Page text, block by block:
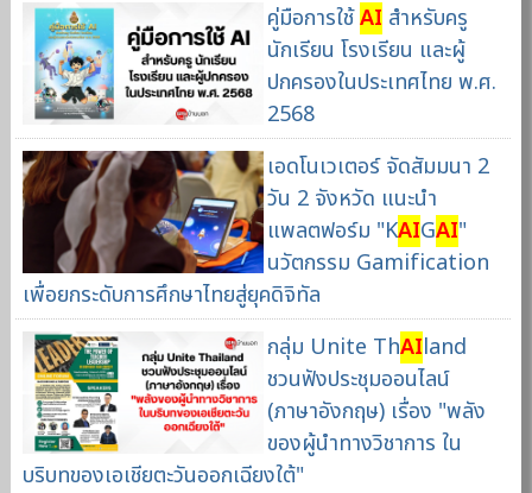
คู่มือการใช้AI สำหรับครู
นักเรียน โรงเรียน และผู้
ปกครองในประเทศไทย พ.ศ.
2568
เอดโนเวเตอร์ จัดสัมมนา 2
วัน 2 จังหวัด แนะนำ
แพลตฟอร์ม "KAIGAI"
นวัตกรรม Gamification
เพื่อยกระดับการศึกษาไทยสู่ยุคดิจิทัล
กลุ่ม Unite ThAIland
ชวนฟังประชุมออนไลน์
(ภาษาอังกฤษ) เรื่อง "พลัง
ของผู้นำทางวิชาการ ใน
บริบทของเอเชียตะวันออกเฉียงใต้"